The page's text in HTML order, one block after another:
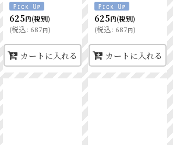
625円(税別)
(税込: 687円)
カートに入れる
625円(税別)
(税込: 687円)
カートに入れる